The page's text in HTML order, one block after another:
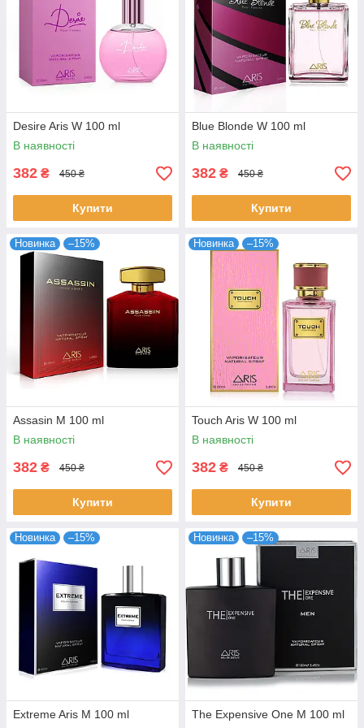
Desire Aris W 100 ml
В наявності
382 ₴ 450 ₴
Купити
Blue Blonde W 100 ml
В наявності
382 ₴ 450 ₴
Купити
Новинка –15%
Assasin M 100 ml
В наявності
382 ₴ 450 ₴
Купити
Новинка –15%
Touch Aris W 100 ml
В наявності
382 ₴ 450 ₴
Купити
Новинка –15%
Extreme Aris M 100 ml
Новинка –15%
The Expensive One M 100 ml